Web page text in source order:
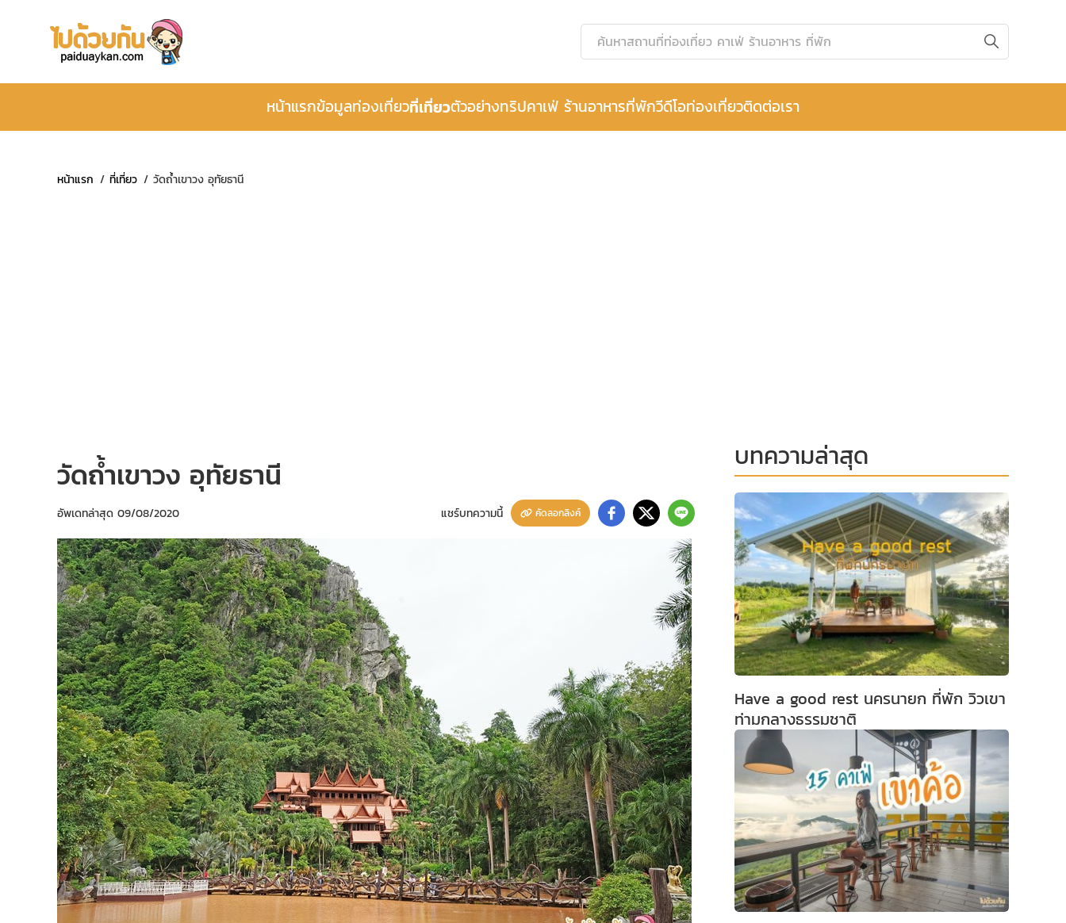
หน้าแรกข้อมูลท่องเที่ยวที่เที่ยวตัวอย่างทริปคาเฟ่ ร้านอาหารที่พักวีดีโอท่องเที่ยวติดต่อเรา
หน้าแรก ที่เที่ยว วัดถ้ำเขาวง อุทัยธานี
วัดถ้ำเขาวง อุทัยธานี
อัพเดทล่าสุด 09/08/2020 แชร์บทความนี้ คัดลอกลิงค์
บทความล่าสุด
Have a good rest นครนายก ที่พัก วิวเขา
ท่ามกลางธรรมชาติ